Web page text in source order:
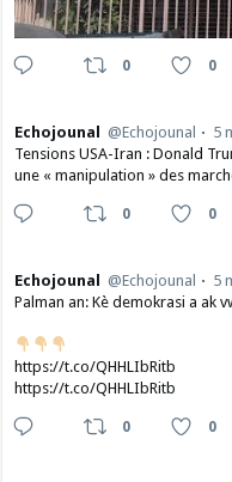
0 0
Echojounal @Echojounal
5
Tensions USA-Iran : Donald
une « manipulation » des
0 0
Echojounal @Echojounal
5
Palman an: Kè demokrasi a ak
https://t.co/QHHLIbRitb
https://t.co/QHHLIbRitb
0 0